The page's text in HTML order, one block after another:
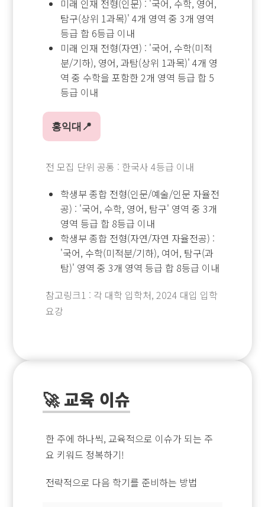
미래 인재 전형(인문) : '국어, 수학, 영어,
탐구(상위 1과목)' 4개 영역 중 3개 영역
등급 합 6등급 이내
미래 인재 전형(자연) : '국어, 수학(미적
분/기하), 영어, 과탐(상위 1과목)' 4개 영
역 중 수학을 포함한 2개 영역 등급 합 5
등급 이내
홍익대📍
전 모집 단위 공통 : 한국사 4등급 이내
학생부 종합 전형(인문/예술/인문 자율전
공) : '국어, 수학, 영어, 탐구' 영역 중 3개
영역 등급 합 8등급 이내
학생부 종합 전형(자연/자연 자율전공) :
'국어, 수학(미적분/기하), 여어, 탐구(과
탐)' 영역 중 3개 영역 등급 합 8등급 이내
참고링크1 : 각 대학 입학처, 2024 대입 입학
요강
🚀 교육 이슈
한 주에 하나씩, 교육적으로 이슈가 되는 주
요 키워드 정복하기!
전략적으로 다음 학기를 준비하는 방법